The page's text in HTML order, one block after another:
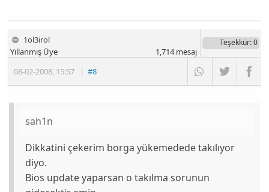
1ol3irol
08-02-2008, 15:57 |#8
Yıllanmış Üye
Teşekkür: 0
1,714mesaj
sah1n
Dikkatini çekerim borga yükemedede takılıyor
diyo.
Bios update yaparsan o takılma sorunun